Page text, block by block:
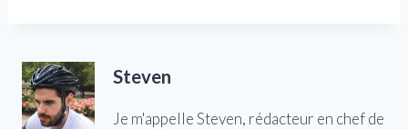
Steven
Je m'appelle Steven, rédacteur en chef de